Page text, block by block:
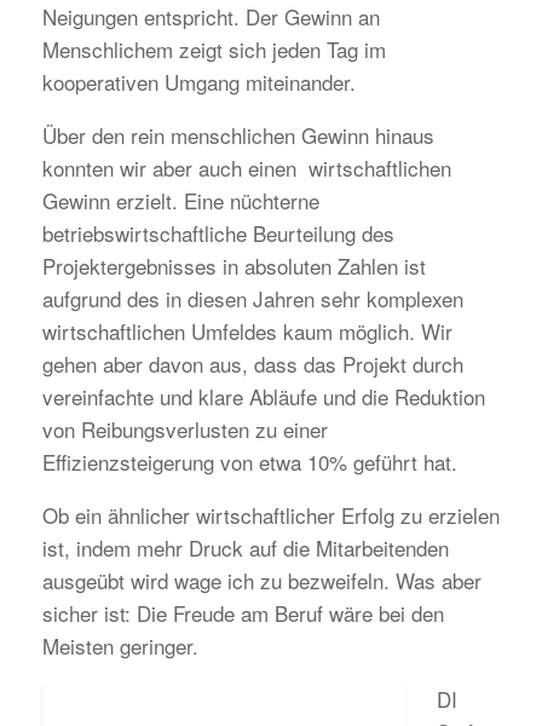
Neigungen entspricht. Der Gewinn an
Menschlichem zeigt sich jeden Tag im
kooperativen Umgang miteinander.
Über den rein menschlichen Gewinn hinaus
konnten wir aber auch einen wirtschaftlichen
Gewinn erzielt. Eine nüchterne
betriebswirtschaftliche Beurteilung des
Projektergebnisses in absoluten Zahlen ist
aufgrund des in diesen Jahren sehr komplexen
wirtschaftlichen Umfeldes kaum möglich. Wir
gehen aber davon aus, dass das Projekt durch
vereinfachte und klare Abläufe und die Reduktion
von Reibungsverlusten zu einer
Effizienzsteigerung von etwa 10% geführt hat.
Ob ein ähnlicher wirtschaftlicher Erfolg zu erzielen
ist, indem mehr Druck auf die Mitarbeitenden
ausgeübt wird wage ich zu bezweifeln. Was aber
sicher ist: Die Freude am Beruf wäre bei den
Meisten geringer.
DI